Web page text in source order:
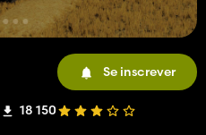
Se inscrever
18 150